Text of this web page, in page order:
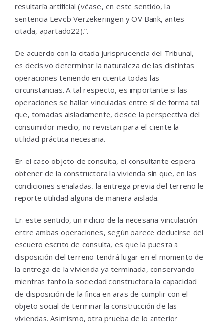
resultaría artificial (véase, en este sentido, la
sentencia Levob Verzekeringen y OV Bank, antes
citada, apartado22).”.
De acuerdo con la citada jurisprudencia del Tribunal,
es decisivo determinar la naturaleza de las distintas
operaciones teniendo en cuenta todas las
circunstancias. A tal respecto, es importante si las
operaciones se hallan vinculadas entre sí de forma tal
que, tomadas aisladamente, desde la perspectiva del
consumidor medio, no revistan para el cliente la
utilidad práctica necesaria.
En el caso objeto de consulta, el consultante espera
obtener de la constructora la vivienda sin que, en las
condiciones señaladas, la entrega previa del terreno le
reporte utilidad alguna de manera aislada.
En este sentido, un indicio de la necesaria vinculación
entre ambas operaciones, según parece deducirse del
escueto escrito de consulta, es que la puesta a
disposición del terreno tendrá lugar en el momento de
la entrega de la vivienda ya terminada, conservando
mientras tanto la sociedad constructora la capacidad
de disposición de la finca en aras de cumplir con el
objeto social de terminar la construcción de las
viviendas. Asimismo, otra prueba de lo anterior